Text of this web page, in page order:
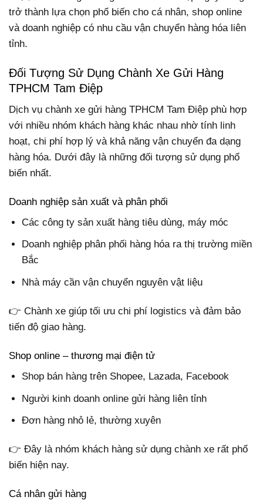
trở thành lựa chọn phổ biến cho cá nhân, shop online
và doanh nghiệp có nhu cầu vận chuyển hàng hóa liên
tỉnh.
Đối Tượng Sử Dụng Chành Xe Gửi Hàng
TPHCM Tam Điệp
Dịch vụ chành xe gửi hàng TPHCM Tam Điệp phù hợp
với nhiều nhóm khách hàng khác nhau nhờ tính linh
hoạt, chi phí hợp lý và khả năng vận chuyển đa dạng
hàng hóa. Dưới đây là những đối tượng sử dụng phổ
biến nhất.
Doanh nghiệp sản xuất và phân phối
Các công ty sản xuất hàng tiêu dùng, máy móc
Doanh nghiệp phân phối hàng hóa ra thị trường miền
Bắc
Nhà máy cần vận chuyển nguyên vật liệu
👉 Chành xe giúp tối ưu chi phí logistics và đảm bảo
tiến độ giao hàng.
Shop online – thương mại điện tử
Shop bán hàng trên Shopee, Lazada, Facebook
Người kinh doanh online gửi hàng liên tỉnh
Đơn hàng nhỏ lẻ, thường xuyên
👉 Đây là nhóm khách hàng sử dụng chành xe rất phổ
biến hiện nay.
Cá nhân gửi hàng